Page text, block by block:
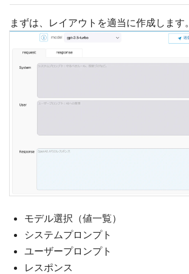
まずは、レイアウトを適当に作成します。
モデル選択（値一覧）
システムプロンプト
ユーザープロンプト
レスポンス